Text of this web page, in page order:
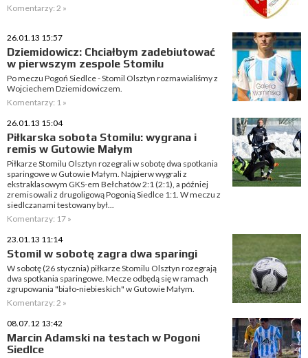
Komentarzy: 2 »
26.01.13 15:57
Dziemidowicz: Chciałbym zadebiutować
w pierwszym zespole Stomilu
Po meczu Pogoń Siedlce - Stomil Olsztyn rozmawialiśmy z
Wojciechem Dziemidowiczem.
Komentarzy: 1 »
26.01.13 15:04
Piłkarska sobota Stomilu: wygrana i
remis w Gutowie Małym
Piłkarze Stomilu Olsztyn rozegrali w sobotę dwa spotkania
sparingowe w Gutowie Małym. Najpierw wygrali z
ekstraklasowym GKS-em Bełchatów 2:1 (2:1), a później
zremisowali z drugoligową Pogonią Siedlce 1:1. W meczu z
siedlczanami testowany był...
Komentarzy: 17 »
23.01.13 11:14
Stomil w sobotę zagra dwa sparingi
W sobotę (26 stycznia) piłkarze Stomilu Olsztyn rozegrają
dwa spotkania sparingowe. Mecze odbędą się w ramach
zgrupowania "biało-niebieskich" w Gutowie Małym.
Komentarzy: 2 »
08.07.12 13:42
Marcin Adamski na testach w Pogoni
Siedlce